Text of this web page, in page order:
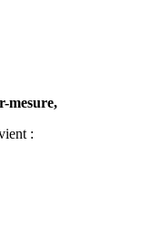
mesure,
: